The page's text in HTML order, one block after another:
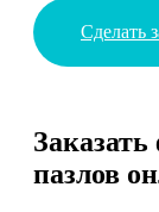
Сделать
пазлов